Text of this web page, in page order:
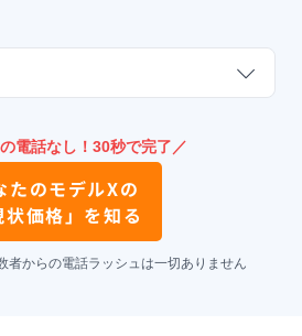
電話なし！30秒で完了／
たのモデルXの
状価格」を知る
からの電話ラッシュは一切ありません